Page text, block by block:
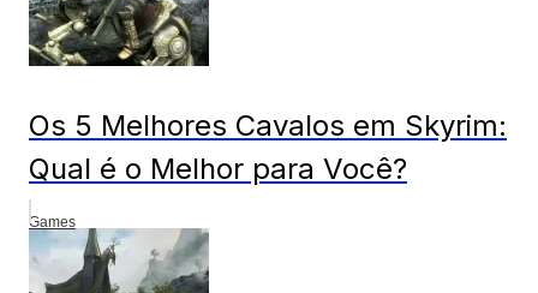
Os 5 Melhores Cavalos em Skyrim:
Qual é o Melhor para Você?
Games